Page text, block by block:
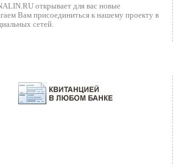
открывает для вас новые
Вам присоединиться к нашему проекту в
сетей.